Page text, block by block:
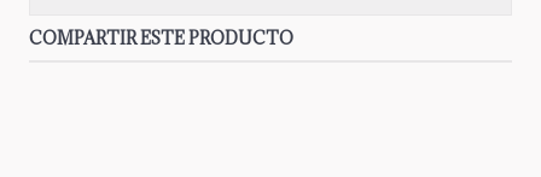
COMPARTIR ESTE PRODUCTO